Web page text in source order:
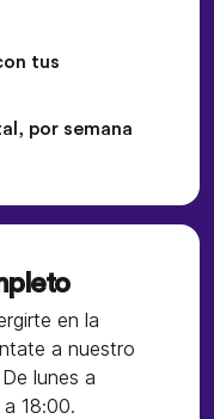
en la
a nuestro
lunes a
18:00.
tus
por semana